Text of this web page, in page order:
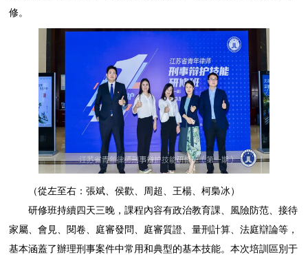
修。
（從左至右：張斌、侯歡、周超、王楊、柯梟冰）
研修班持續四天三晚，課程內容有政治教育課、風險防范、接待
家屬、會見、閱卷、庭審發問、庭審質證、量刑計算、法庭辯論等，
基本涵蓋了辦理刑事案件中常用和典型的基本技能。本次培訓區別于